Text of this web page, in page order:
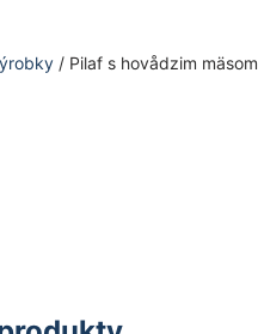
/ Pilaf s hovådzim mäsom